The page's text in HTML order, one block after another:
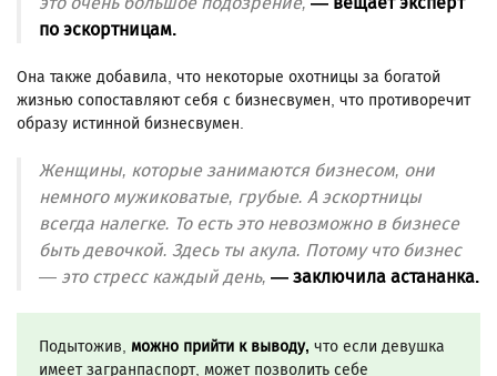
по эскортницам.
Она также добавила, что некоторые охотницы за богатой
жизнью сопоставляют себя с бизнесвумен, что противоречит
образу истинной бизнесвумен.
Женщины, которые занимаются бизнесом, они
немного мужиковатые, грубые. А эскортницы
всегда налегке. То есть это невозможно в бизнесе
быть девочкой. Здесь ты акула. Потому что бизнес
— это стресс каждый день, — заключила астананка.
Подытожив, можно прийти к выводу, что если девушка
имеет загранпаспорт, может позволить себе